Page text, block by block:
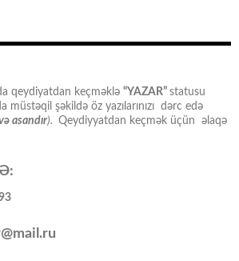
qeydiyatdan keçməklə “YAZAR” statusu
müstəqil şəkildə öz yazılarınızı dərc edə
asandır). Qeydiyyatdan keçmək üçün əlaqə